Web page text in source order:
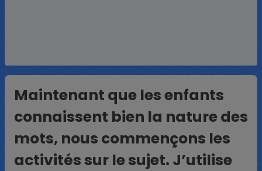
Maintenant que les enfants
connaissent bien la nature des
mots, nous commençons les
activités sur le sujet. J’utilise